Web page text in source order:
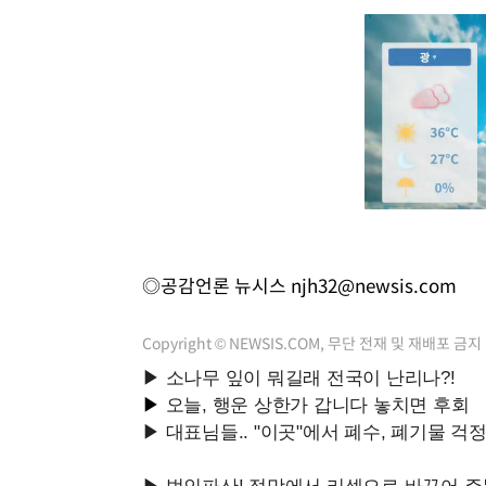
◎공감언론 뉴시스 njh32@newsis.com
Copyright © NEWSIS.COM, 무단 전재 및 재배포 금지